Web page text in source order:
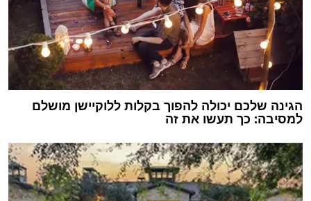
הגינה שלכם יכולה להפוך בקלות ללוקיישן מושלם
למסיבה: כך תעשו את זה